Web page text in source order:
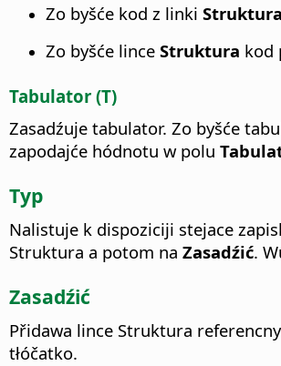
Zo byšće kod z linki Struktura
Zo byšće lince Struktura kod
Tabulator (T)
Zasadźuje tabulator. Zo byšće
zapodajće hódnotu w polu
Typ
Nalistuje k dispoziciji stejace
Struktura a potom na Zasadźić.
Zasadźić
Přidawa lince Struktura
tłóčatko.